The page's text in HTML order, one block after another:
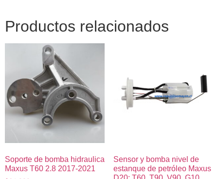
Productos relacionados
Soporte de bomba hidraulica
Maxus T60 2.8 2017-2021
Sensor y bomba nivel de
estanque de petróleo Maxus